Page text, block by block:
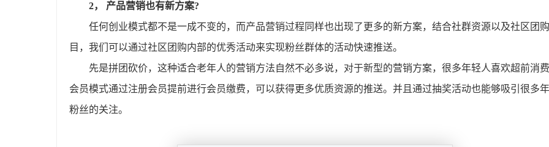
2， 产品营销也有新方案?
任何创业模式都不是一成不变的，而产品营销过程同样也出现了更多的新方案，结合社群资源以及社区团
目，我们可以通过社区团购内部的优秀活动来实现粉丝群体的活动快速推送。
先是拼团砍价，这种适合老年人的营销方法自然不必多说，对于新型的营销方案，很多年轻人喜欢超前消
会员模式通过注册会员提前进行会员缴费，可以获得更多优质资源的推送。并且通过抽奖活动也能够吸引很多
粉丝的关注。